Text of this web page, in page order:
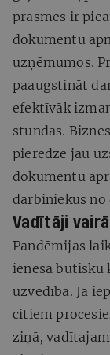
prasmes ir
dokumentu
uzņēmumos.
paaugstināt
efektīvāk
stundas.
pieredze jau
dokumentu
darbiniekus no
Vadītāji
Pandēmijas
ienesa būtisku
uzvedībā. Ja
citiem
ziņā,